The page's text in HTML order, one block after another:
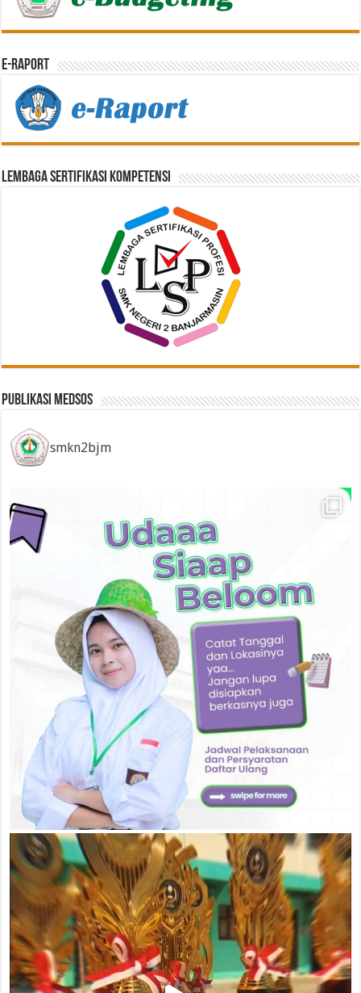
E-Raport
Lembaga Sertifikasi Kompetensi
Publikasi Medsos
smkn2bjm